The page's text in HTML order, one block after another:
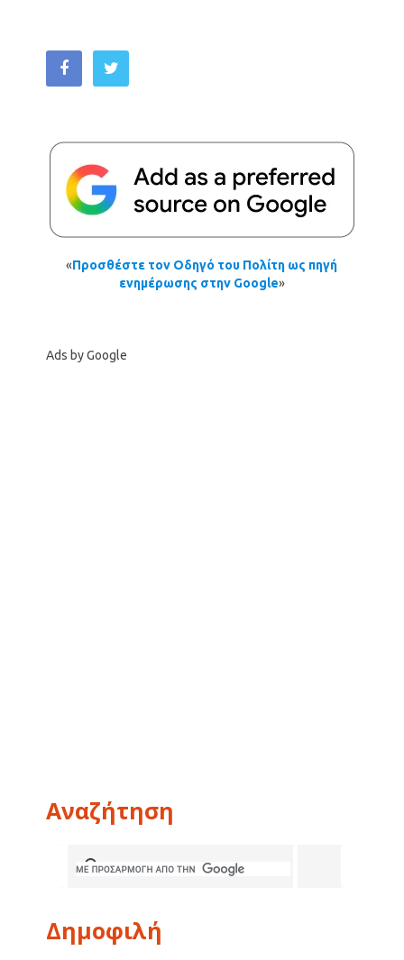
«Προσθέστε τον Οδηγό του Πολίτη ως πηγή
ενημέρωσης στην Google»
Ads by Google
Αναζήτηση
Δημοφιλή